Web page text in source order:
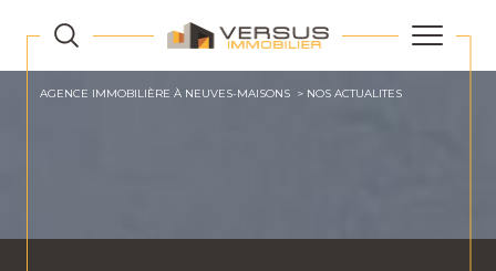
AGENCE IMMOBILIÈRE À NEUVES-MAISONS NOS ACTUALITES